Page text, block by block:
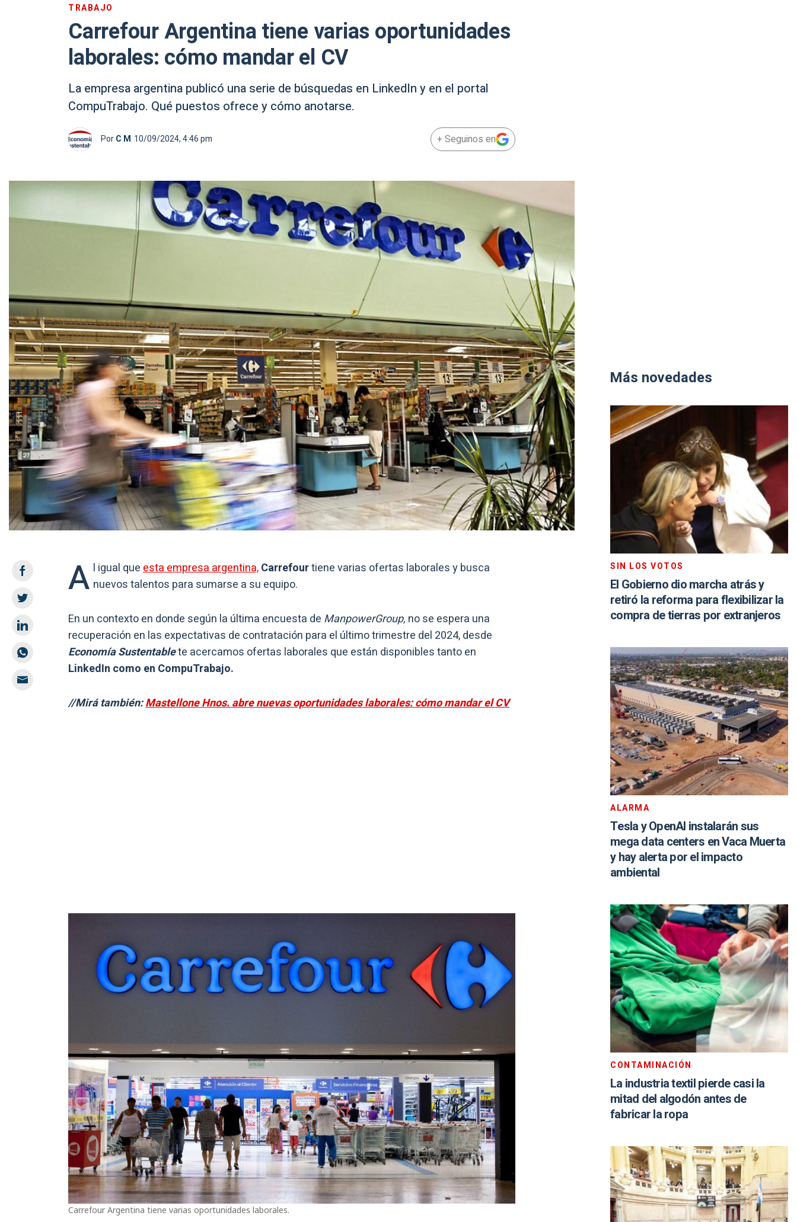
TRABAJO
Carrefour Argentina tiene varias oportunidades
laborales: cómo mandar el CV
La empresa argentina publicó una serie de búsquedas en LinkedIn y en el portal
CompuTrabajo. Qué puestos ofrece y cómo anotarse.
PorC M 10/09/2024, 4:46 pm + Seguinos en
A l igual queesta empresa argentina,Carrefourtiene varias ofertas laborales y busca
nuevos talentos para sumarse a su equipo.
En un contexto en donde según la última encuesta de ManpowerGroup, no se espera una
recuperación en las expectativas de contratación para el último trimestre del 2024, desde
Economía Sustentablete acercamos ofertas laborales que están disponibles tanto en
LinkedIn como en CompuTrabajo.
//Mirá también:Mastellone Hnos. abre nuevas oportunidades laborales: cómo mandar el CV
Carrefour Argentina tiene varias oportunidades laborales.
Más novedades
SIN LOS VOTOS
El Gobierno dio marcha atrás y
retiró la reforma para flexibilizar la
compra de tierras por extranjeros
ALARMA
Tesla y OpenAI instalarán sus
mega data centers en Vaca Muerta
y hay alerta por el impacto
ambiental
CONTAMINACIÓN
La industria textil pierde casi la
mitad del algodón antes de
fabricar la ropa